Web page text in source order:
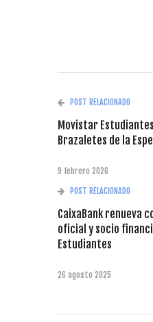
POST RELACIONADO
Movistar
Brazaletes de la
9 febrero 2026
POST RELACIONADO
CaixaBank renueva
oficial y socio
Estudiantes
26 agosto 2025